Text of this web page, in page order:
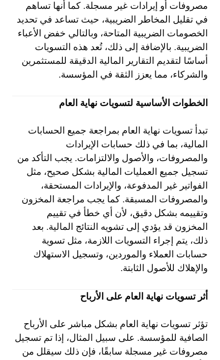
مصروفات أو إيرادات غير مسجلة. كما أنها تساهم
في تقليل المخاطر الضريبية، حيث تساعد في تحديد
الخصومات الضريبية المتاحة، وبالتالي خفض الأعباء
الضريبية. بالإضافة إلى ذلك، تُعد هذه التسويات
أساسًا لتقديم التقارير المالية الدقيقة للمستثمرين
والشركاء، مما يعزز الثقة في المؤسسة.
الخطوات الأساسية لتسويات نهاية العام
تبدأ تسويات نهاية العام بمراجعة جميع الحسابات
المالية، بما في ذلك حسابات الإيرادات
والمصروفات، والأصول والالتزامات. يجب التأكد من
تسجيل جميع العمليات المالية بشكل صحيح، مثل
الفواتير غير المدفوعة، والإيرادات المستحقة،
والمصروفات المسبقة. كما يجب مراجعة المخزون
وتقييمه بشكل دقيق، لأن أي خطأ في تقييم
المخزون قد يؤدي إلى تشويه النتائج المالية. بعد
ذلك، يتم إجراء التسويات اللازمة، مثل تسوية
حسابات العملاء والموردين، وتسجيل الاستهلاك
والإهلاك للأصول الثابتة.
أثر تسويات نهاية العام على الأرباح
تؤثر تسويات نهاية العام بشكل مباشر على الأرباح
الصافية للمؤسسة. على سبيل المثال، إذا تم تسجيل
مصروفات غير مسجلة سابقًا، فإن ذلك سيقلل من